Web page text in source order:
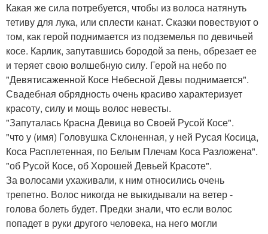
Какая же сила потребуется, чтобы из волоса натянуть
тетиву для лука, или сплести канат. Сказки повествуют о
том, как герой поднимается из подземелья по девичьей
косе. Карлик, запутавшись бородой за пень, обрезает ее
и теряет свою волшебную силу. Герой на небо по
"Девятисаженной Косе Небесной Девы поднимается".
Свадебная обрядность очень красиво характеризует
красоту, силу и мощь волос невесты.
"Запуталась Красна Девица во Своей Русой Косе".
"что у (имя) Головушка Склоненная, у ней Русая Косица,
Коса Расплетенная, по Белым Плечам Коса Разложена".
"об Русой Косе, об Хорошей Девьей Красоте".
За волосами ухаживали, к ним относились очень
трепетно. Волос никогда не выкидывали на ветер -
голова болеть будет. Предки знали, что если волос
попадет в руки другого человека, на него могли